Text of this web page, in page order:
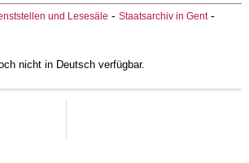
und Lesesäle - Staatsarchiv in Gent-
nicht in Deutsch verfügbar.